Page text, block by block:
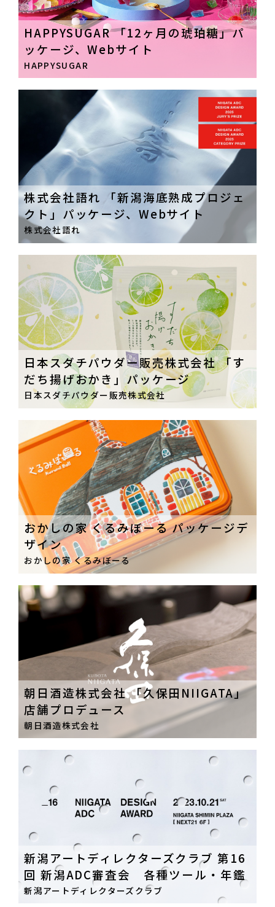
HAPPYSUGAR 「12ヶ月の琥珀糖」パ
ッケージ、Webサイト
HAPPYSUGAR
株式会社語れ 「新潟海底熟成プロジェ
クト」パッケージ、Webサイト
株式会社語れ
日本スダチパウダー販売株式会社 「す
だち揚げおかき」パッケージ
日本スダチパウダー販売株式会社
おかしの家 くるみぼーる パッケージデ
ザイン
おかしの家 くるみぼーる
朝日酒造株式会社 「久保田NIIGATA」
店舗プロデュース
朝日酒造株式会社
新潟アートディレクターズクラブ 第16
回 新潟ADC審査会 各種ツール・年鑑
新潟アートディレクターズクラブ